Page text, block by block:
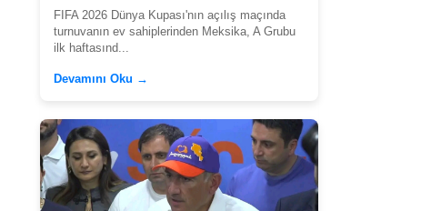
FIFA 2026 Dünya Kupası'nın açılış maçında
turnuvanın ev sahiplerinden Meksika, A Grubu
ilk haftasınd...
Devamını Oku →